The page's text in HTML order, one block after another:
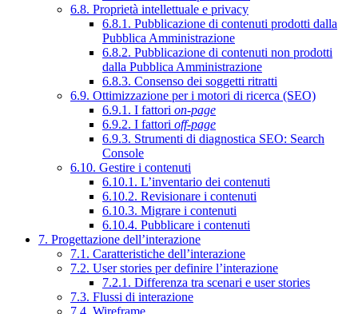
6.8. Proprietà intellettuale e privacy
6.8.1. Pubblicazione di contenuti prodotti dalla
Pubblica Amministrazione
6.8.2. Pubblicazione di contenuti non prodotti
dalla Pubblica Amministrazione
6.8.3. Consenso dei soggetti ritratti
6.9. Ottimizzazione per i motori di ricerca (SEO)
6.9.1. I fattori on-page
6.9.2. I fattori off-page
6.9.3. Strumenti di diagnostica SEO: Search
Console
6.10. Gestire i contenuti
6.10.1. L’inventario dei contenuti
6.10.2. Revisionare i contenuti
6.10.3. Migrare i contenuti
6.10.4. Pubblicare i contenuti
7. Progettazione dell’interazione
7.1. Caratteristiche dell’interazione
7.2. User stories per definire l’interazione
7.2.1. Differenza tra scenari e user stories
7.3. Flussi di interazione
7.4. Wireframe